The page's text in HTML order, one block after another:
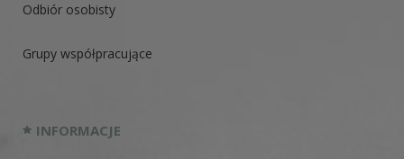
Odbiór osobisty
Grupy współpracujące
INFORMACJE